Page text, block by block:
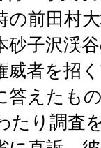
の前田村
砂子沢渓
威者を招
答えたも
たり調査